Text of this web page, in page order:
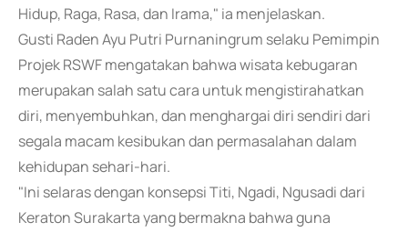
Hidup, Raga, Rasa, dan Irama," ia menjelaskan.
Gusti Raden Ayu Putri Purnaningrum selaku Pemimpin
Projek RSWF mengatakan bahwa wisata kebugaran
merupakan salah satu cara untuk mengistirahatkan
diri, menyembuhkan, dan menghargai diri sendiri dari
segala macam kesibukan dan permasalahan dalam
kehidupan sehari-hari.
"Ini selaras dengan konsepsi Titi, Ngadi, Ngusadi dari
Keraton Surakarta yang bermakna bahwa guna